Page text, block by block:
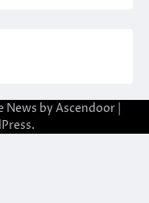
News by Ascendoor
.